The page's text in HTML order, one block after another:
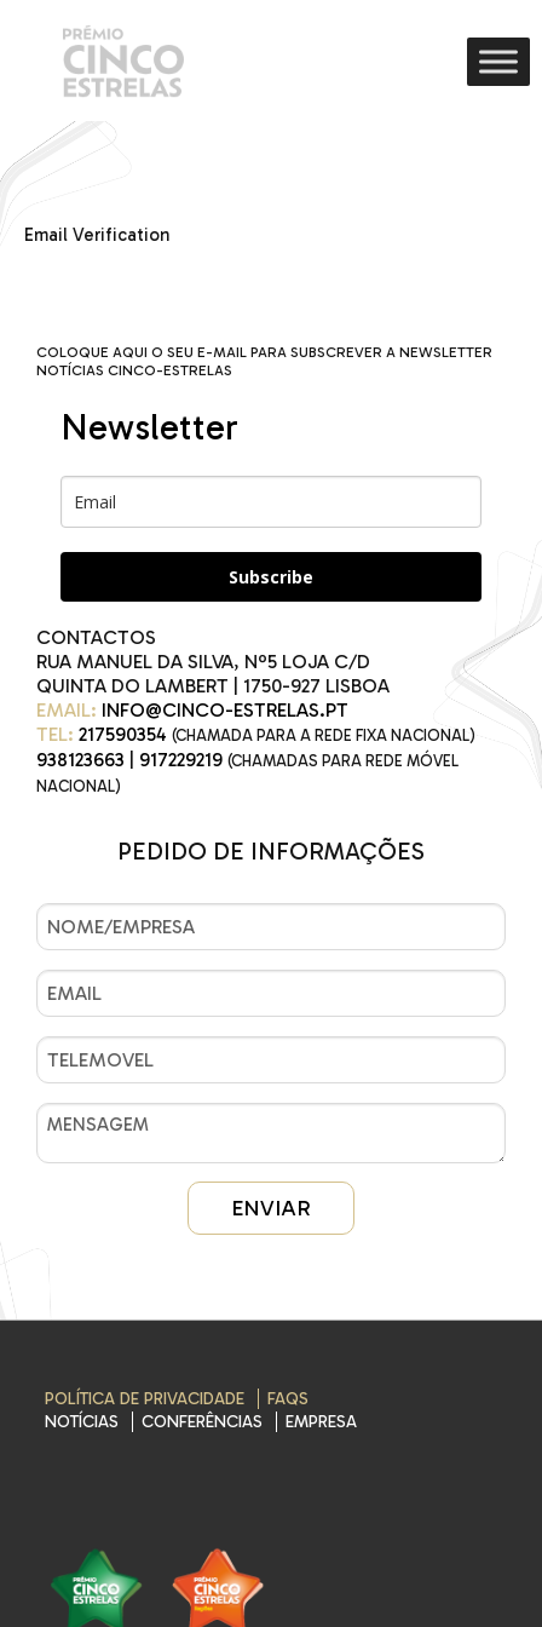
Email Verification
COLOQUE AQUI O SEU E-MAIL PARA SUBSCREVER A NEWSLETTER
NOTÍCIAS CINCO-ESTRELAS
Newsletter
Subscribe
CONTACTOS
RUA MANUEL DA SILVA, Nº5 LOJA C/D
QUINTA DO LAMBERT | 1750-927 LISBOA
EMAIL: INFO@CINCO-ESTRELAS.PT
TEL: 217590354 (CHAMADA PARA A REDE FIXA NACIONAL)
938123663 917229219 (CHAMADAS PARA REDE MÓVEL
NACIONAL)
PEDIDO DE INFORMAÇÕES
POLÍTICA DE PRIVACIDADE
FAQS
NOTÍCIAS
CONFERÊNCIAS EMPRESA